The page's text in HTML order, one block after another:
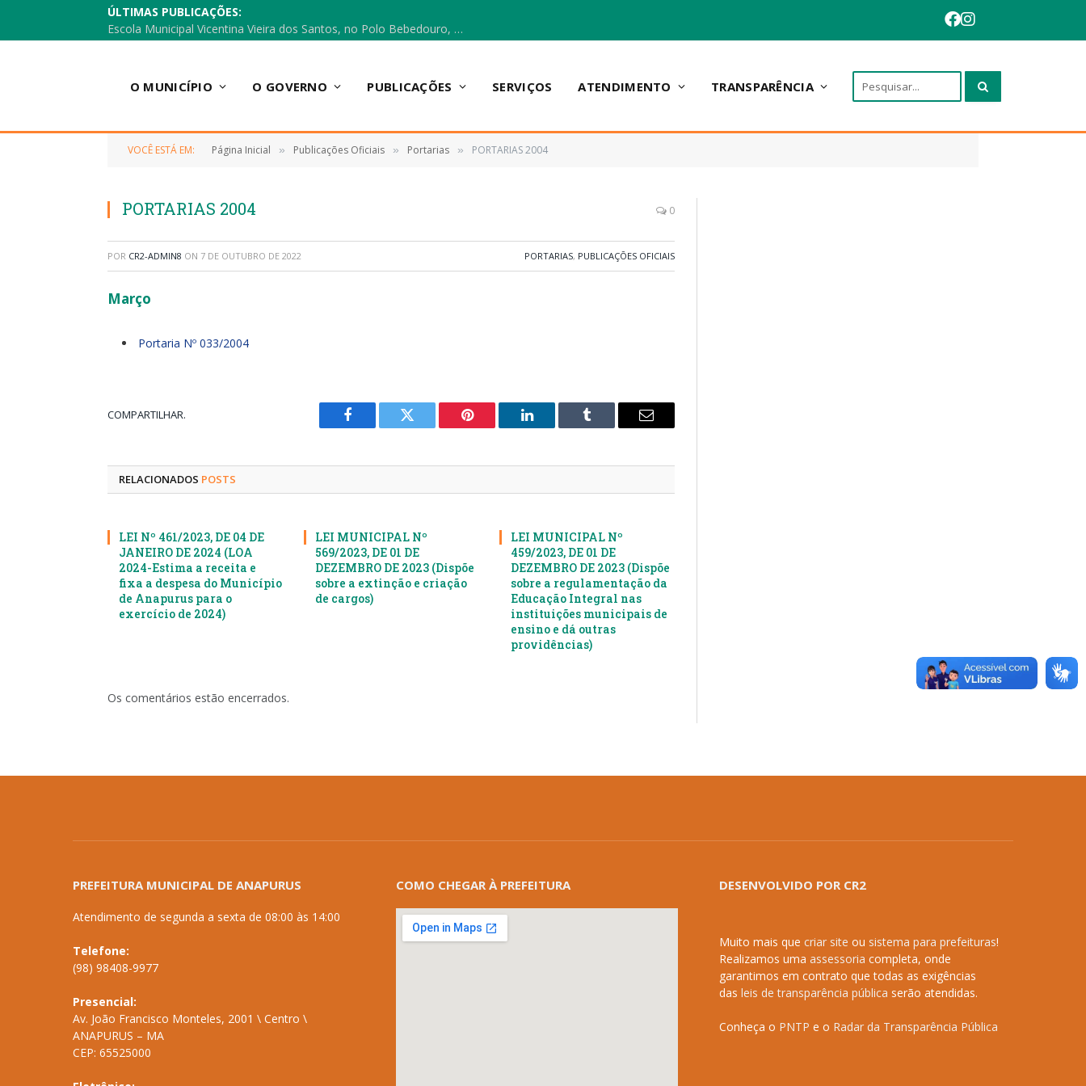
ÚLTIMAS PUBLICAÇÕES:
Escola Municipal Vicentina Vieira dos Santos, no Polo Bebedouro, recebeu materiais para a implantação do Cantinho da Leitura e da Sala Multidisciplinar.
O MUNICÍPIO O GOVERNO PUBLICAÇÕES SERVIÇOS ATENDIMENTO TRANSPARÊNCIA
VOCÊ ESTÁ EM: Página Inicial » Publicações Oficiais » Portarias » PORTARIAS 2004
PORTARIAS 2004 0
POR CR2-ADMIN8 ON 7 DE OUTUBRO DE 2022 PORTARIAS, PUBLICAÇÕES OFICIAIS
Março
Portaria Nº 033/2004
COMPARTILHAR.
Facebook Twitter Pinterest LinkedIn Tumblr
E-
RELACIONADOS POSTS
LEI Nº 461/2023, DE 04 DE
JANEIRO DE 2024 (LOA
2024-Estima a receita e
fixa a despesa do Município
de Anapurus para o
exercício de 2024)
LEI MUNICIPAL Nº
569/2023, DE 01 DE
DEZEMBRO DE 2023 (Dispõe
sobre a extinção e criação
de cargos)
LEI MUNICIPAL Nº
459/2023, DE 01 DE
DEZEMBRO DE 2023 (Dispõe
sobre a regulamentação da
Educação Integral nas
instituições municipais de
ensino e dá outras
providências)
Os comentários estão encerrados.
PREFEITURA MUNICIPAL DE ANAPURUS
Atendimento de segunda a sexta de 08:00 às 14:00
Telefone:
(98) 98408-9977
Presencial:
Av. João Francisco Monteles, 2001 \ Centro \
ANAPURUS – MA
CEP: 65525000
COMO CHEGAR À PREFEITURA DESENVOLVIDO POR CR2
Muito mais que criar site ou sistema para prefeituras!
Realizamos uma assessoria completa, onde
garantimos em contrato que todas as exigências
das leis de transparência pública serão atendidas.
Conheça o PNTP e o Radar da Transparência Pública